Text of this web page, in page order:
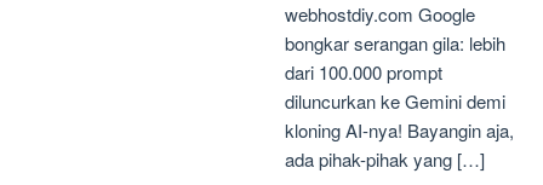
webhostdiy.com Google
bongkar serangan gila: lebih
dari 100.000 prompt
diluncurkan ke Gemini demi
kloning AI-nya! Bayangin aja,
ada pihak-pihak yang […]